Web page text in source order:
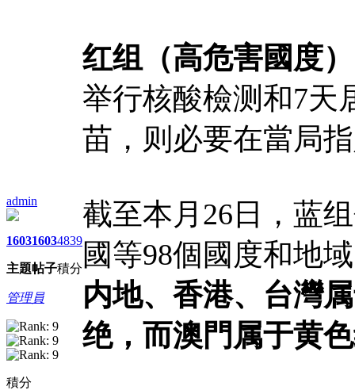
admin
1603
主題
1603
帖子
4839
積分
管理員
積分
红组（高危害國度
举行核酸檢测和7天
苗，则必要在當局
截至本月26日，蓝
國等98個國度和地
内地、香港、台灣
绝，而澳門属于黄